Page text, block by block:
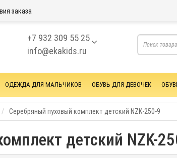
заказа
+7 932 309 55 25
info@ekakids.ru
ОДЕЖДА ДЛЯ МАЛЬЧИКОВ ОБУВЬ ДЛЯ ДЕВОЧЕК
Серебряный пуховый комплект детский NZK-250-9
детский NZK-